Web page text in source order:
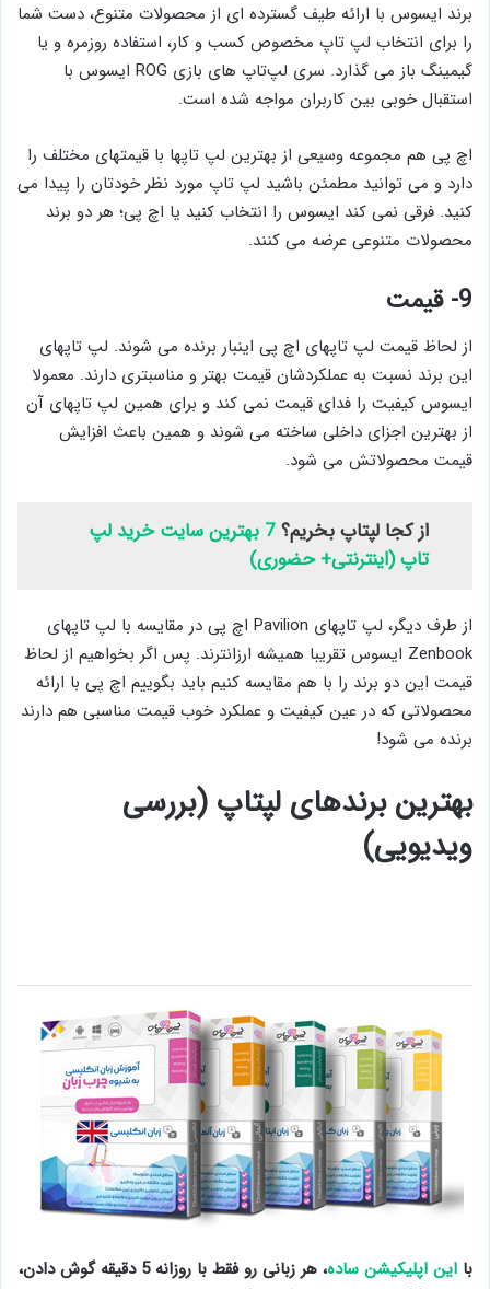
برند ایسوس با ارائه طیف گسترده ای از محصولات متنوع، دست شما
را برای انتخاب لپ تاپ مخصوص کسب و کار، استفاده روزمره و یا
گیمینگ باز می گذارد. سری لپ‌تاپ های بازی ROG ایسوس با
استقبال خوبی بین کاربران مواجه شده است.
اچ پی هم مجموعه وسیعی از بهترین لپ تاپها با قیمتهای مختلف را
دارد و می توانید مطمئن باشید لپ تاپ مورد نظر خودتان را پیدا می
کنید. فرقی نمی کند ایسوس را انتخاب کنید یا اچ پی؛ هر دو برند
محصولات متنوعی عرضه می کنند.
9- قیمت
از لحاظ قیمت لپ تاپهای اچ پی اینبار برنده می شوند. لپ تاپهای
این برند نسبت به عملکردشان قیمت بهتر و مناسبتری دارند. معمولا
ایسوس کیفیت را فدای قیمت نمی کند و برای همین لپ تاپهای آن
از بهترین اجزای داخلی ساخته می شوند و همین باعث افزایش
قیمت محصولاتش می شود.
از کجا لپتاپ بخریم؟
7 بهترین سایت خرید لپ
تاپ (اینترنتی+ حضوری)
از طرف دیگر، لپ تاپهای Pavilion اچ پی در مقایسه با لپ تاپهای
Zenbook ایسوس تقریبا همیشه ارزانترند. پس اگر بخواهیم از لحاظ
قیمت این دو برند را با هم مقایسه کنیم باید بگوییم اچ پی با ارائه
محصولاتی که در عین کیفیت و عملکرد خوب قیمت مناسبی هم دارند
برنده می شود!
بهترین برندهای لپتاپ (بررسی
ویدیویی)
بااین اپلیکیشن ساده
، هر زبانی رو فقط با روزانه 5 دقیقه گوش دادن،